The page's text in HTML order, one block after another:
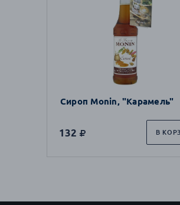
Сироп Monin, "Карамель"
132 В